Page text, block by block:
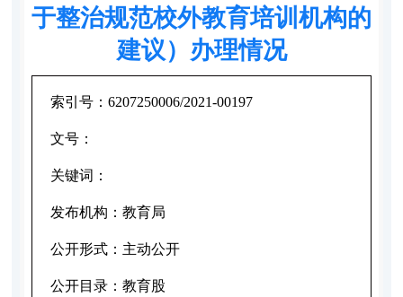
于整治规范校外教育培训机构的
建议）办理情况
索引号： 6207250006/2021-00197
文号：
关键词：
发布机构： 教育局
公开形式： 主动公开
公开目录： 教育股